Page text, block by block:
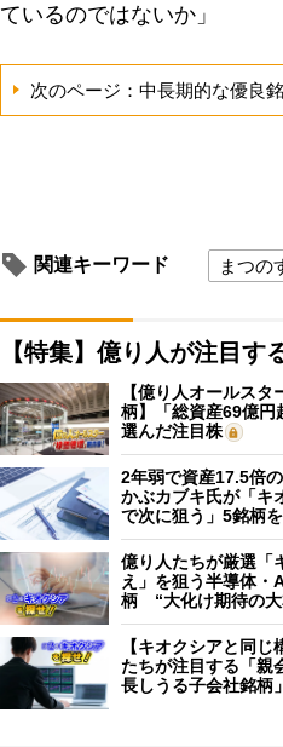
ているのではないか」
次のページ：中長期的な優良
関連キーワード まつの
【特集】億り人が注目す
【億り人オールスタ
柄】「総資産69億円
選んだ注目株
2年弱で資産17.5倍
かぶカブキ氏が「キ
で次に狙う」5銘柄
億り人たちが厳選「
え」を狙う半導体・
柄 “大化け期待の大
【キオクシアと同じ
たちが注目する「親
長しうる子会社銘柄